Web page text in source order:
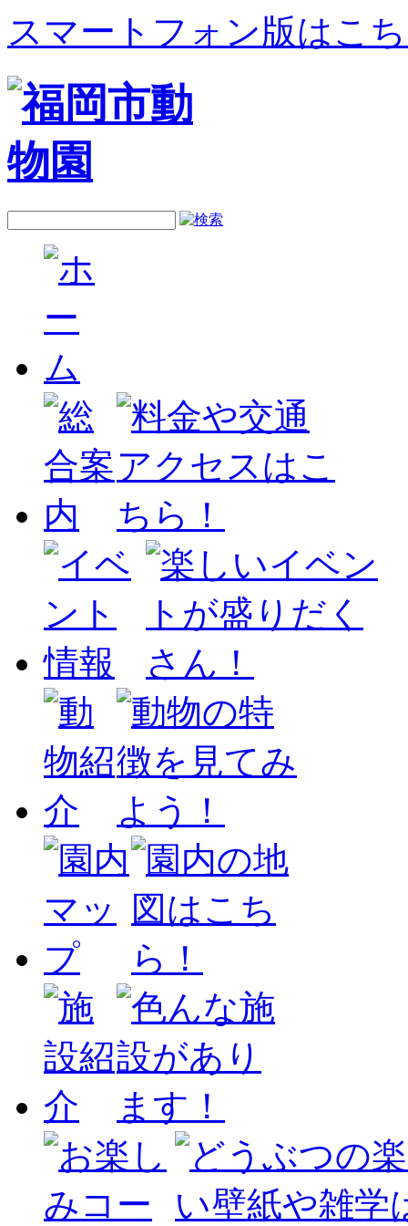
スマートフォン版はこ